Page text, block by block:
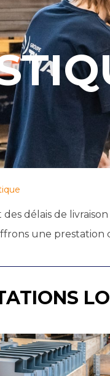
délais de
une prestation